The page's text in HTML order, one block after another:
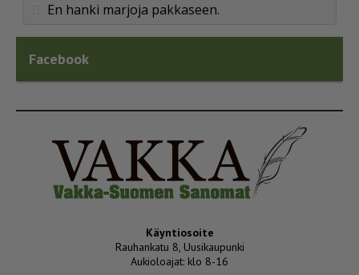
En hanki marjoja pakkaseen.
Facebook
Käyntiosoite
Rauhankatu 8, Uusikaupunki
Aukioloajat: klo 8-16